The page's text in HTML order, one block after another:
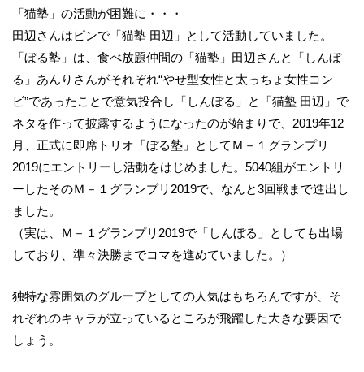
「猫塾」の活動が困難に・・・
田辺さんはピンで「猫塾 田辺」として活動していました。
「ぼる塾」は、食べ放題仲間の「猫塾」田辺さんと「しんぼ
る」あんりさんがそれぞれ“やせ型女性と太っちょ女性コン
ビ”であったことで意気投合し「しんぼる」と「猫塾 田辺」で
ネタを作って披露するようになったのが始まりで、2019年12
月、正式に即席トリオ「ぼる塾」としてＭ－１グランプリ
2019にエントリーし活動をはじめました。5040組がエントリ
ーしたそのＭ－１グランプリ2019で、なんと3回戦まで進出し
ました。
（実は、Ｍ－１グランプリ2019で「しんぼる」としても出場
しており、準々決勝までコマを進めていました。）
独特な雰囲気のグループとしての人気はもちろんですが、そ
れぞれのキャラが立っているところが飛躍した大きな要因で
しょう。